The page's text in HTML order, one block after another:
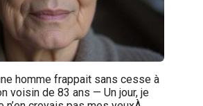
homme frappait sans cesse à
voisin de 83 ans — Un jour, je